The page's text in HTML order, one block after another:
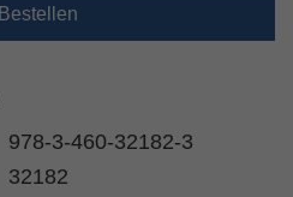
Bestellen
978-3-460-32182-3
32182